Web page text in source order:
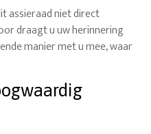
assieraad niet direct
draagt u uw herinnering
manier met u mee, waar